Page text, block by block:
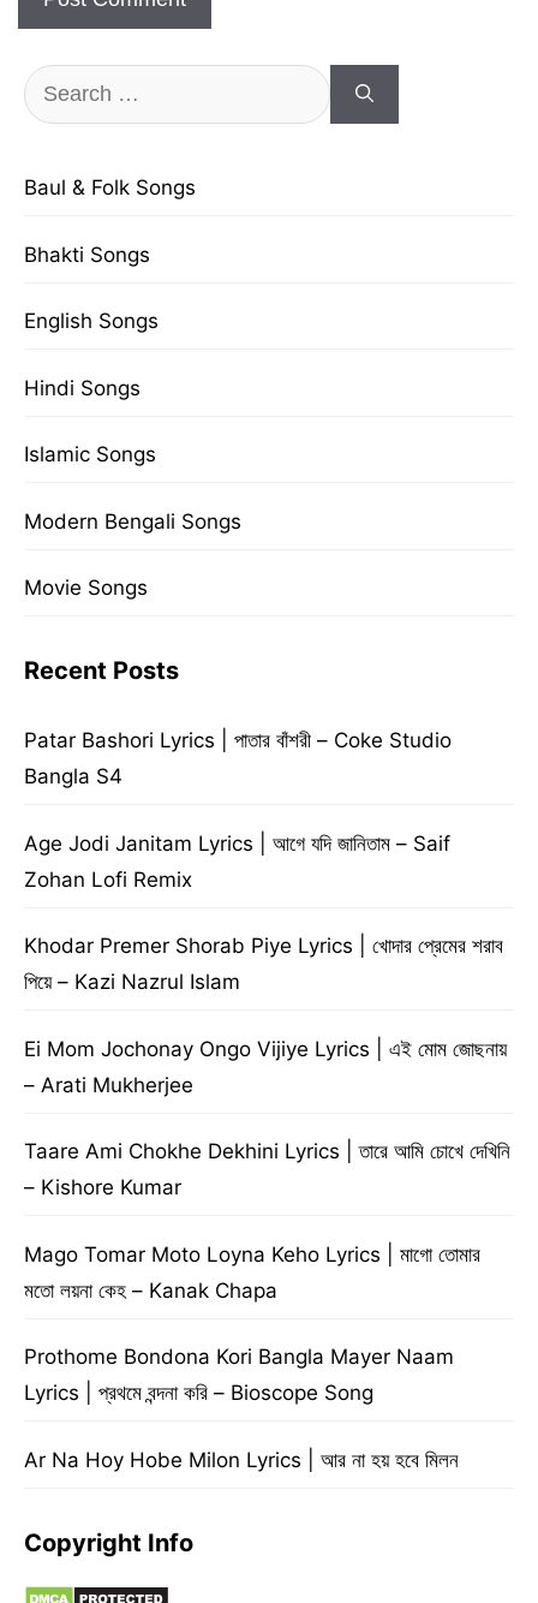
Search
for:
Baul & Folk Songs
Bhakti Songs
English Songs
Hindi Songs
Islamic Songs
Modern Bengali Songs
Movie Songs
Recent Posts
Patar Bashori Lyrics | পাতার বাঁশরী – Coke Studio
Bangla S4
Age Jodi Janitam Lyrics | আগে যদি জানিতাম – Saif
Zohan Lofi Remix
Khodar Premer Shorab Piye Lyrics | খোদার প্রেমের শরাব
পিয়ে – Kazi Nazrul Islam
Ei Mom Jochonay Ongo Vijiye Lyrics | এই মোম জোছনায়
– Arati Mukherjee
Taare Ami Chokhe Dekhini Lyrics | তারে আমি চোখে দেখিনি
– Kishore Kumar
Mago Tomar Moto Loyna Keho Lyrics | মাগো তোমার
মতো লয়না কেহ – Kanak Chapa
Prothome Bondona Kori Bangla Mayer Naam
Lyrics | প্রথমে বন্দনা করি – Bioscope Song
Ar Na Hoy Hobe Milon Lyrics | আর না হয় হবে মিলন
Copyright Info